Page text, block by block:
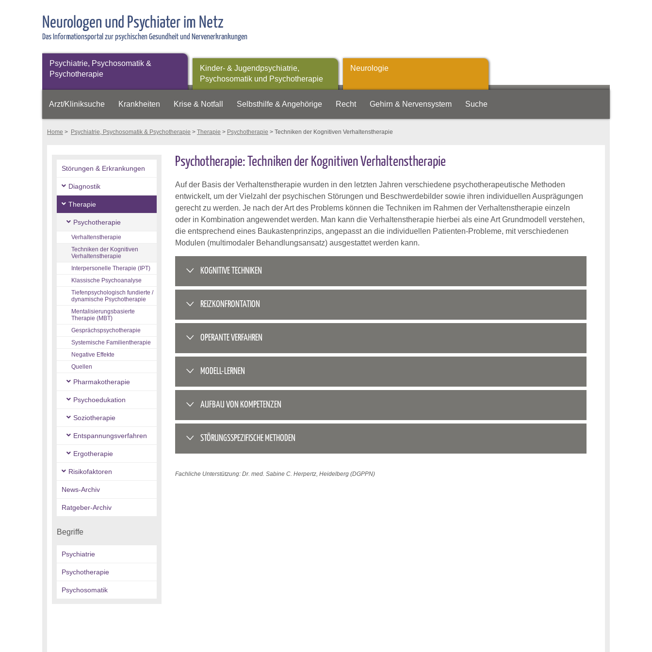
Neurologen und Psychiater im Netz
Das Informationsportal zur psychischen Gesundheit und Nervenerkrankungen
Psychiatrie, Psychosomatik &
Psychotherapie
Kinder- & Jugendpsychiatrie,
Psychosomatik und Psychotherapie
Neurologie
Arzt/Kliniksuche Krankheiten Krise & Notfall Selbsthilfe & Angehörige Recht Gehirn & Nervensystem Suche
Home > Psychiatrie, Psychosomatik & Psychotherapie > Therapie > Psychotherapie > Techniken der Kognitiven Verhaltenstherapie
Störungen & Erkrankungen
Diagnostik
Therapie
Psychotherapie
Verhaltenstherapie
Techniken der Kognitiven
Verhaltenstherapie
Interpersonelle Therapie (IPT)
Klassische Psychoanalyse
Tiefenpsychologisch fundierte /
dynamische Psychotherapie
Mentalisierungsbasierte
Therapie (MBT)
Gesprächspsychotherapie
Systemische Familientherapie
Negative Effekte
Quellen
Pharmakotherapie
Psychoedukation
Soziotherapie
Entspannungsverfahren
Ergotherapie
Risikofaktoren
News-Archiv
Ratgeber-Archiv
Begriffe
Psychiatrie
Psychotherapie
Psychosomatik
Psychotherapie: Techniken der Kognitiven Verhaltenstherapie
Auf der Basis der Verhaltenstherapie wurden in den letzten Jahren verschiedene psychotherapeutische Methoden
entwickelt, um der Vielzahl der psychischen Störungen und Beschwerdebilder sowie ihren individuellen Ausprägungen
gerecht zu werden. Je nach der Art des Problems können die Techniken im Rahmen der Verhaltenstherapie einzeln
oder in Kombination angewendet werden. Man kann die Verhaltenstherapie hierbei als eine Art Grundmodell verstehen,
die entsprechend eines Baukastenprinzips, angepasst an die individuellen Patienten-Probleme, mit verschiedenen
Modulen (multimodaler Behandlungsansatz) ausgestattet werden kann.
KOGNITIVE TECHNIKEN
REIZKONFRONTATION
OPERANTE VERFAHREN
MODELL-LERNEN
AUFBAU VON KOMPETENZEN
STÖRUNGSSPEZIFISCHE METHODEN
Fachliche Unterstützung: Dr. med. Sabine C. Herpertz, Heidelberg (DGPPN)